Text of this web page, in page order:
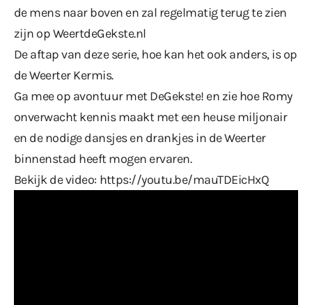
de mens naar boven en zal regelmatig terug te zien
zijn op WeertdeGekste.nl
De aftap van deze serie, hoe kan het ook anders, is op
de Weerter Kermis.
Ga mee op avontuur met DeGekste! en zie hoe Romy
onverwacht kennis maakt met een heuse miljonair
en de nodige dansjes en drankjes in de Weerter
binnenstad heeft mogen ervaren.
Bekijk de video: https://youtu.be/mauTDEicHxQ